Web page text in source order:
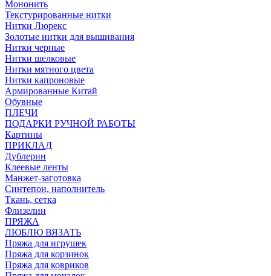
Мононить
Текстурированные нитки
Нитки Люрекс
Золотые нитки для вышивания
Нитки черные
Нитки шелковые
Нитки мятного цвета
Нитки капроновые
Армированные Китай
Обувные
ПЛЕЧИ
ПОДАРКИ РУЧНОЙ РАБОТЫ
Картины
ПРИКЛАД
Дублерин
Клеевые ленты
Манжет-заготовка
Синтепон, наполнитель
Ткань, сетка
Флизелин
ПРЯЖА
ЛЮБЛЮ ВЯЗАТЬ
Пряжа для игрушек
Пряжа для корзинок
Пряжа для ковриков